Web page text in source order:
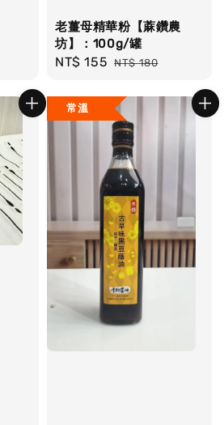
老薑母精華粉【蔴鑽農
坊】：100g/罐
Sale
NT$ 155 Regular
NT$ 180
常溫